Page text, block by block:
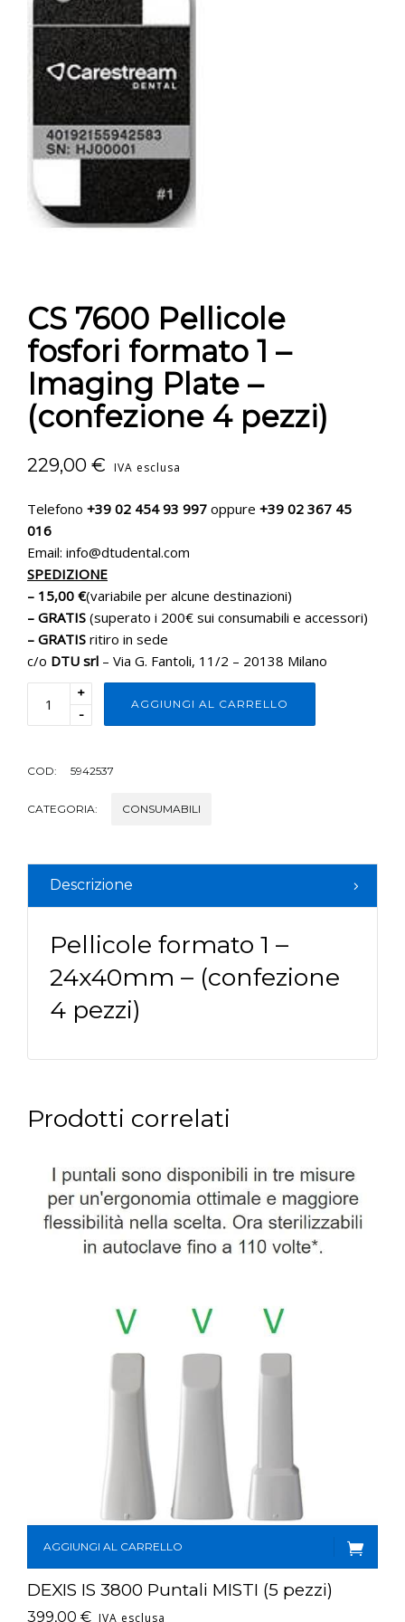
CONTATTI
E-SHOP
ASSISTENZA
IT
CS 7600 Pellicole
fosfori formato 1 –
Imaging Plate –
(confezione 4 pezzi)
229,00 € IVA esclusa
Telefono +39 02 454 93 997 oppure +39 02 367 45
016
Email: info@dtudental.com
SPEDIZIONE
– 15,00 €(variabile per alcune destinazioni)
– GRATIS (superato i 200€ sui consumabili e accessori)
– GRATIS ritiro in sede
c/o DTU srl – Via G. Fantoli, 11/2 – 20138 Milano
+
-
AGGIUNGI AL CARRELLO
COD: 5942537
CATEGORIA: CONSUMABILI
Descrizione
Pellicole formato 1 –
24x40mm – (confezione
4 pezzi)
Prodotti correlati
AGGIUNGI AL CARRELLO
DEXIS IS 3800 Puntali MISTI (5 pezzi)
399,00 € IVA esclusa